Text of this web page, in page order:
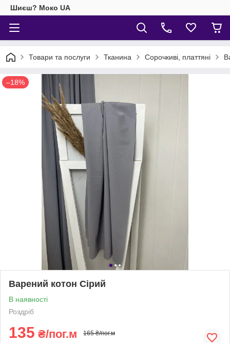
Шиєш? Моко UA
Товари та послуги Тканина Сорочкиві, платтяні
–18%
Варений котон Сірий
В наявності
Роздріб
135 ₴/пог.м 165 ₴/пог.м